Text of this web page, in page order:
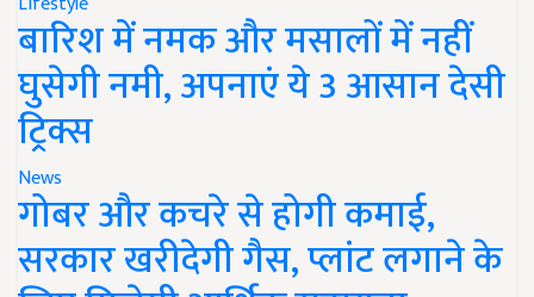
बारिश में नमक और मसालों में नहीं
घुसेगी नमी, अपनाएं ये 3 आसान देसी
ट्रिक्स
News
गोबर और कचरे से होगी कमाई,
सरकार खरीदेगी गैस, प्लांट लगाने के